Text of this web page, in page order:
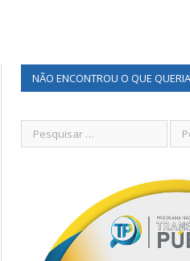
NÃO ENCONTROU O QUE